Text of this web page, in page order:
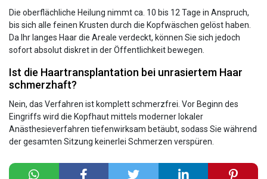
Die oberflächliche Heilung nimmt ca. 10 bis 12 Tage in Anspruch,
bis sich alle feinen Krusten durch die Kopfwäschen gelöst haben.
Da Ihr langes Haar die Areale verdeckt, können Sie sich jedoch
sofort absolut diskret in der Öffentlichkeit bewegen.
Ist die Haartransplantation bei unrasiertem Haar
schmerzhaft?
Nein, das Verfahren ist komplett schmerzfrei. Vor Beginn des
Eingriffs wird die Kopfhaut mittels moderner lokaler
Anästhesieverfahren tiefenwirksam betäubt, sodass Sie während
der gesamten Sitzung keinerlei Schmerzen verspüren.